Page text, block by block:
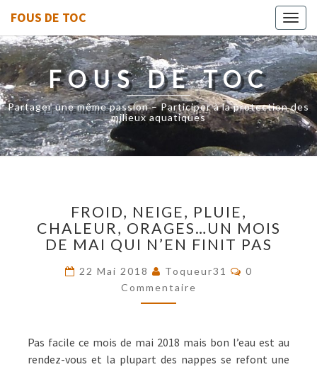
FOUS DE TOC
FOUS DE TOC
Partager une même passion – Participer à la protection des
milieux aquatiques
NEIGE,
PLUIE,
CHALEUR,
UN
MOIS
DE
QUI
N’EN
FROID, NEIGE, PLUIE,
CHALEUR, ORAGES…UN MOIS
DE MAI QUI N’EN FINIT PAS
22 Mai 2018 Toqueur31
0
Commentaire
Pas facile ce mois de mai 2018 mais bon l’eau est au
rendez-vous et la plupart des nappes se refont une